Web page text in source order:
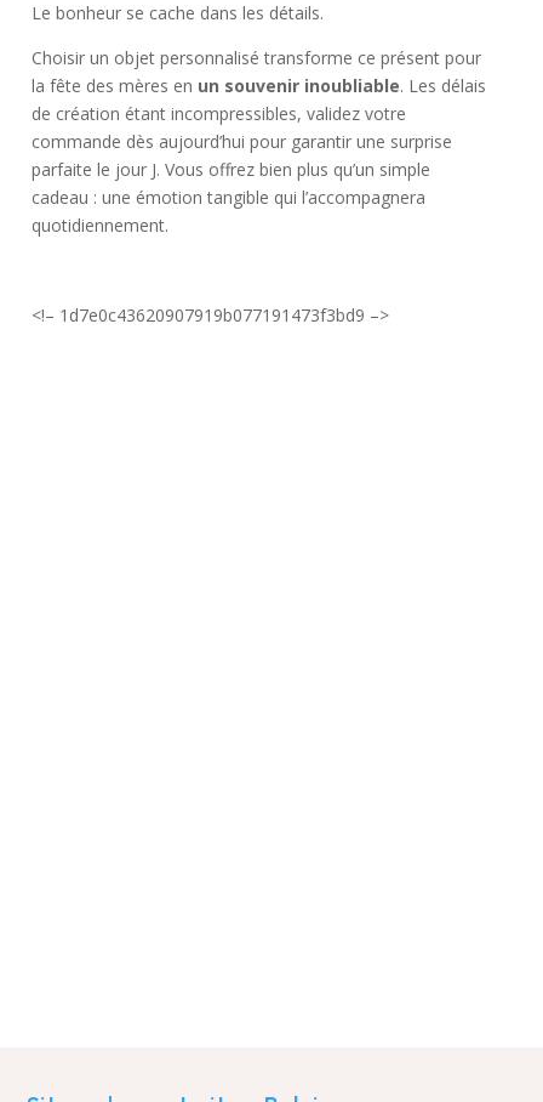
Le bonheur se cache dans les détails.
Choisir un objet personnalisé transforme ce présent pour
la fête des mères en un souvenir inoubliable. Les délais
de création étant incompressibles, validez votre
commande dès aujourd’hui pour garantir une surprise
parfaite le jour J. Vous offrez bien plus qu’un simple
cadeau : une émotion tangible qui l’accompagnera
quotidiennement.
<!– 1d7e0c43620907919b077191473f3bd9 –>